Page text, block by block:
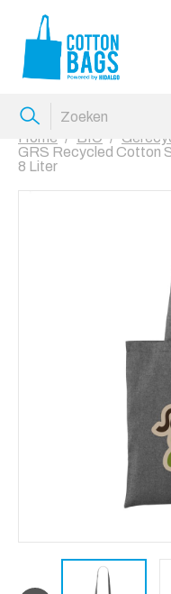
Home BIO
GRS Recycled Cotton
8 Liter